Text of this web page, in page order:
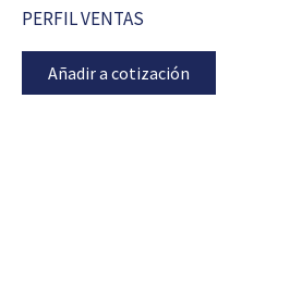
PERFIL VENTAS
Añadir a cotización